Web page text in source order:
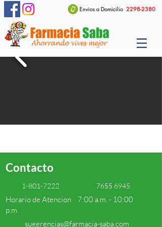
Envios a Domicilio 2298-2380
Contacto
1-801-7222 7655 6945
Horario de Atencion 7:00 a.m. - 10:00
p.m.
sugerencias@farmacia-saba.com